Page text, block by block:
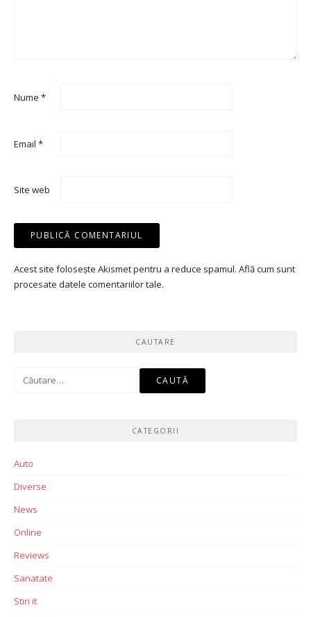
Nume *
Email *
Site web
Acest site folosește Akismet pentru a reduce spamul. Află cum sunt
procesate datele comentariilor tale.
CAUTARE
Caută
CATEGORII
Auto
Diverse
News
Online
Reviews
Sanatate
Stiri it